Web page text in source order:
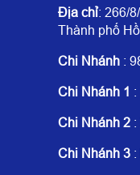
Địa chỉ: 266/
Thành phố
Chi Nhánh :
Chi Nhánh 1 :
Chi Nhánh 2 :
Chi Nhánh 3